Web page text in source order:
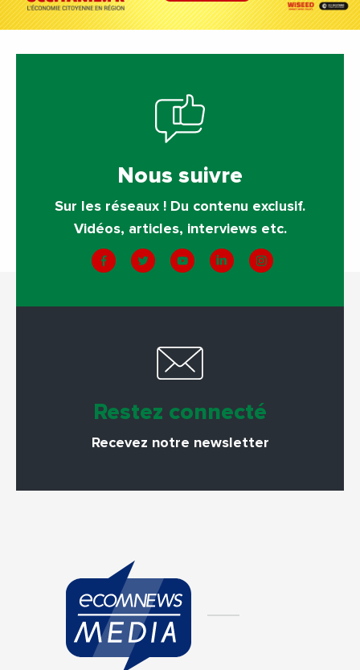
Nous suivre
Sur les réseaux ! Du contenu exclusif.
Vidéos, articles, interviews etc.
Restez connecté
Recevez notre newsletter